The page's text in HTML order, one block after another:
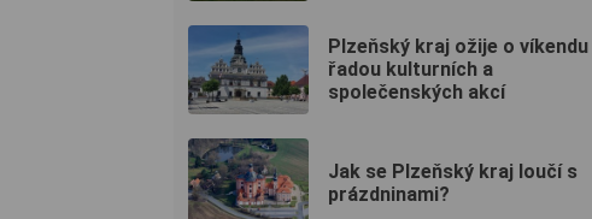
Plzeňský kraj ožije o víkendu
řadou kulturních a
společenských akcí
Jak se Plzeňský kraj loučí s
prázdninami?